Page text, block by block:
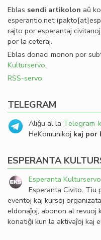
Eblas sendi artikolon aŭ
esperantio.net
rajto por esperantaj
por la ceteraj.
Eblas donaci monon por
Kulturservo.
RSS-servo
TELEGRAM
Aliĝu al la Telegram-
HeKomunikoj kaj por
ESPERANTA
Esperanta Kulturservo
Esperanta Civito. Tiu
eventoj kaj kursoj
eldonaĵoj, abonon al revuoj
konatiĝi kun la aktivaĵoj kaj